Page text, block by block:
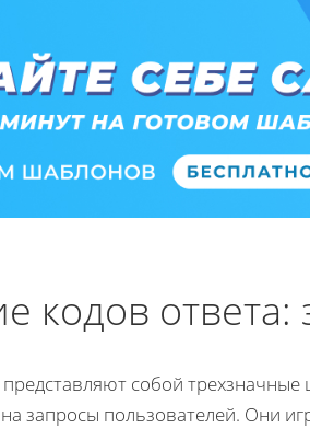
кодов
собой
запросы пользователей. Они